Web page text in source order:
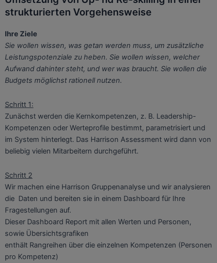
strukturierten Vorgehensweise
Ihre Ziele
Sie wollen wissen, was getan werden muss, um zusätzliche
Leistungspotenziale zu heben. Sie wollen wissen, welcher
Aufwand dahinter steht, und wer was braucht. Sie wollen die
Budgets möglichst rationell nutzen.
Schritt 1:
Zunächst werden die Kernkompetenzen, z. B. Leadership-
Kompetenzen oder Werteprofile bestimmt, parametrisiert und
im System hinterlegt. Das Harrison Assessment wird dann von
beliebig vielen Mitarbeitern durchgeführt.
Schritt 2
Wir machen eine Harrison Gruppenanalyse und wir analysieren
die Daten und bereiten sie in einem Dashboard für Ihre
Fragestellungen auf.
Dieser Dashboard Report mit allen Werten und Personen,
sowie Übersichtsgrafiken
enthält Rangreihen über die einzelnen Kompetenzen (Personen
pro Kompetenz)